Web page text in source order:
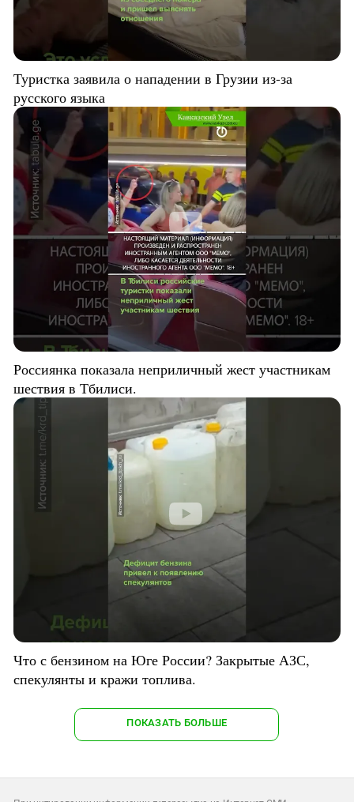
Туристка заявила о нападении в Грузии из-за
русского языка
Россиянка показала неприличный жест участникам
шествия в Тбилиси.
Что с бензином на Юге России? Закрытые АЗС,
спекулянты и кражи топлива.
ПОКАЗАТЬ БОЛЬШЕ